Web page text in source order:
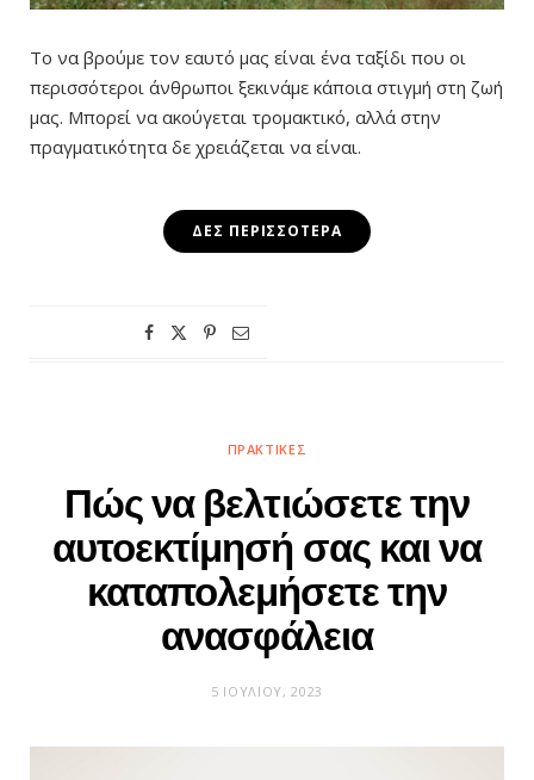
Το να βρούμε τον εαυτό μας είναι ένα ταξίδι που οι
περισσότεροι άνθρωποι ξεκινάμε κάποια στιγμή στη ζωή
μας. Μπορεί να ακούγεται τρομακτικό, αλλά στην
πραγματικότητα δε χρειάζεται να είναι.
ΔΕΣ ΠΕΡΙΣΣΌΤΕΡΑ
ΠΡΑΚΤΙΚΈΣ
Πώς να βελτιώσετε την
αυτοεκτίμησή σας και να
καταπολεμήσετε την
ανασφάλεια
5 ΙΟΥΛΊΟΥ, 2023